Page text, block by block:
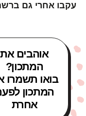
עקבו אחרי גם
אוהבים את
המתכון?
בואו תשמרו
המתכון
אחרת